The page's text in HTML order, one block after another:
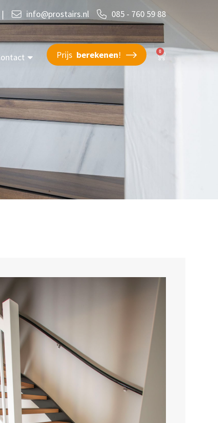
| info@prostairs.nl 085 - 760 59 88
Prijs berekenen! 0